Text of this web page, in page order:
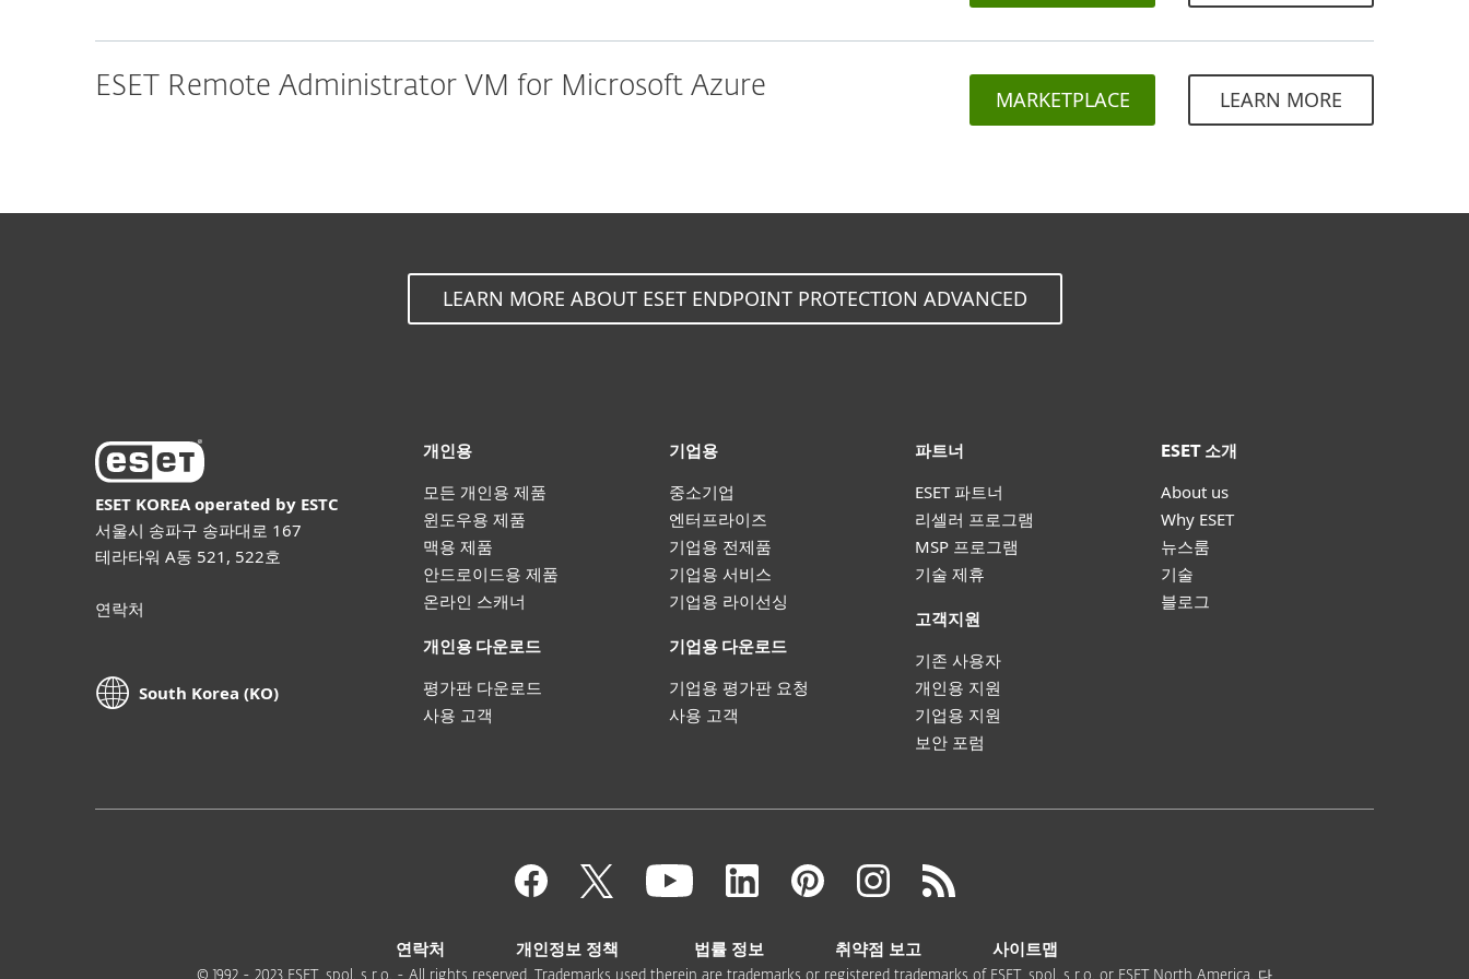
ESET Remote Administrator VM for Microsoft Azure MARKETPLACE LEARN MORE
LEARN MORE ABOUT ESET ENDPOINT PROTECTION ADVANCED
ESET KOREA operated by ESTC
서울시 송파구 송파대로 167
테라타워 A동 521, 522호
연락처
South Korea (KO)
개인용
모든 개인용 제품
윈도우용 제품
맥용 제품
안드로이드용 제품
온라인 스캐너
개인용 다운로드
평가판 다운로드
사용 고객
기업용
중소기업
엔터프라이즈
기업용 전제품
기업용 서비스
기업용 라이선싱
기업용 다운로드
기업용 평가판 요청
사용 고객
파트너
ESET 파트너
리셀러 프로그램
MSP 프로그램
기술 제휴
고객지원
기존 사용자
개인용 지원
기업용 지원
보안 포럼
ESET 소개
About us
Why ESET
뉴스룸
기술
블로그
연락처 개인정보 정책 법률 정보 취약점 보고 사이트맵